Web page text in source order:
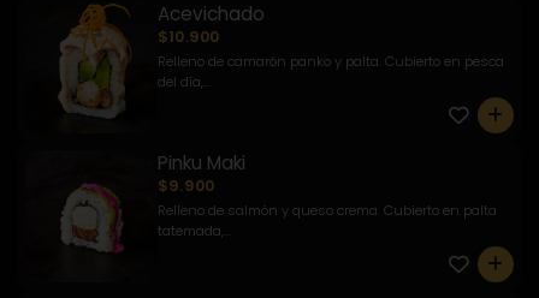
Acevichado
$10.900
Relleno de camarón panko y palta. Cubierto en pesca
del día,...
0
Pinku Maki
$9.900
Relleno de salmón y queso crema. Cubierto en palta
tatemada,...
0